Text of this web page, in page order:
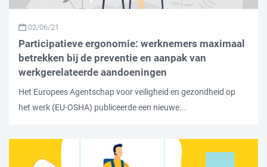
02/06/21
Participatieve ergonomie: werknemers maximaal
betrekken bij de preventie en aanpak van
werkgerelateerde aandoeningen
Het Europees Agentschap voor veiligheid en gezondheid op
het werk (EU-OSHA) publiceerde een nieuwe...